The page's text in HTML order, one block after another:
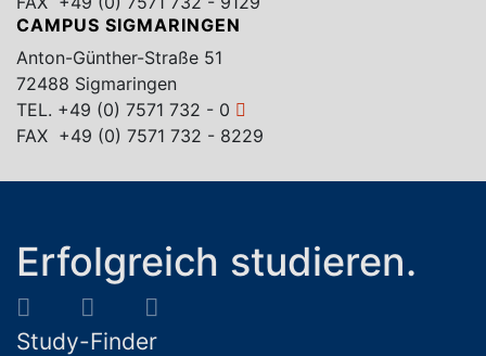
CAMPUS SIGMARINGEN
Anton-Günther-Straße 51
72488 Sigmaringen
TEL. +49 (0) 7571 732 - 0
FAX +49 (0) 7571 732 - 8229
Erfolgreich studieren.
Study-Finder